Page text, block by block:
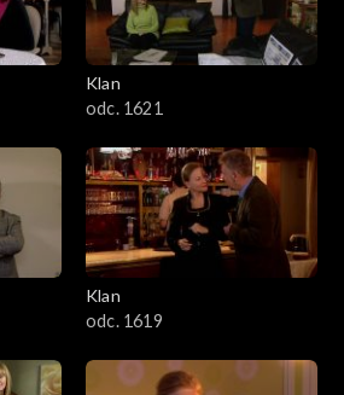
Klan
odc. 1621
Klan
odc. 1619